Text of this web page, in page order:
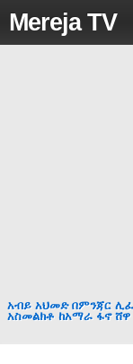
Mereja TV
አብይ አህመድ በምንጃር
አስመልክቶ ከአማራ ፋኖ ሸዋ